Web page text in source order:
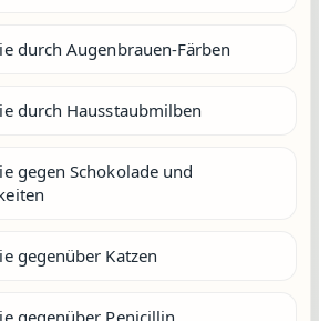
durch Augenbrauen-Färben
durch Hausstaubmilben
gegen Schokolade und
gegenüber Katzen
gegenüber Penicillin